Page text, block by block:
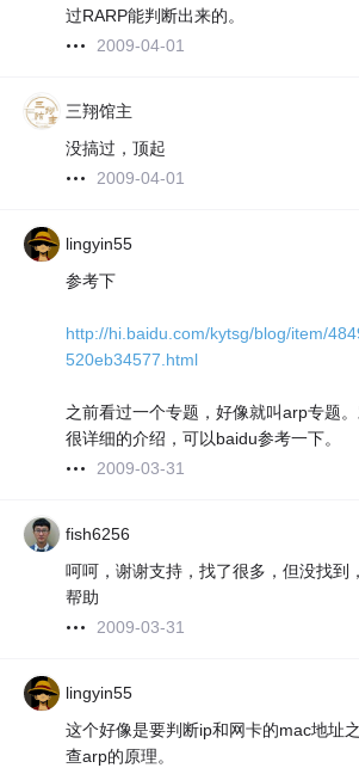
过RARP能判断出来的。
2009-04-01
三翔馆主
没搞过，顶起
2009-04-01
lingyin55
参考下
http://hi.baidu.com/kytsg/blog/item/
520eb34577.html
之前看过一个专题，好像就叫arp专题
很详细的介绍，可以baidu参考一下。
2009-03-31
fish6256
呵呵，谢谢支持，找了很多，但没找到
帮助
2009-03-31
lingyin55
这个好像是要判断ip和网卡的mac地址
查arp的原理。